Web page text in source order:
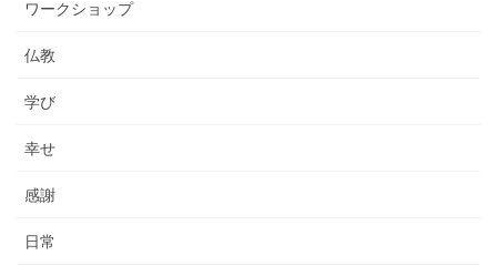
ワークショップ
仏教
学び
幸せ
感謝
日常